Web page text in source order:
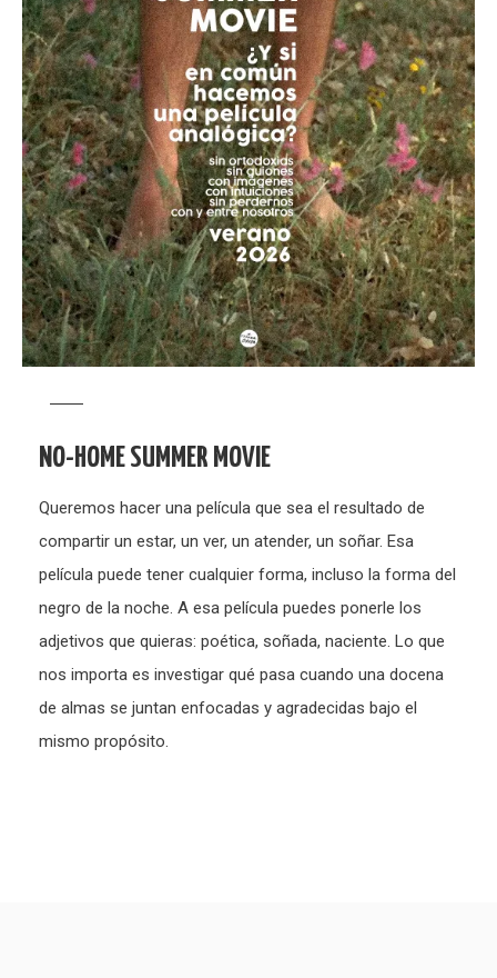
NO-HOME SUMMER MOVIE
Queremos hacer una película que sea el resultado de
compartir un estar, un ver, un atender, un soñar. Esa
película puede tener cualquier forma, incluso la forma del
negro de la noche. A esa película puedes ponerle los
adjetivos que quieras: poética, soñada, naciente. Lo que
nos importa es investigar qué pasa cuando una docena
de almas se juntan enfocadas y agradecidas bajo el
mismo propósito.